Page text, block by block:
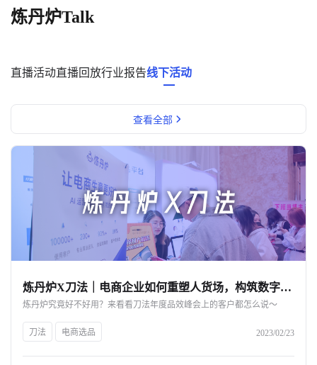
数据中心
消费者说
解决方案
金融市场解决方案
电商解决方案
资源中心
新闻中心
活动中心
关于我们
公司介绍
炼丹炉Talk
直播活动直播回放行业报告线下活动
查看全部
炼丹炉X刀法｜电商企业如何重塑人货场，构筑数字化护城河？-杭州知衣科技
炼丹炉究竟好不好用？来看看刀法年度品效峰会上的客户都怎么说～
刀法 电商选品 2023/02/23